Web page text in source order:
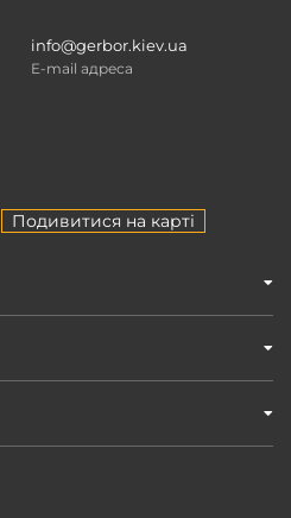
info@gerbor.kiev.ua
E-mail адреса
Подивитися на карті